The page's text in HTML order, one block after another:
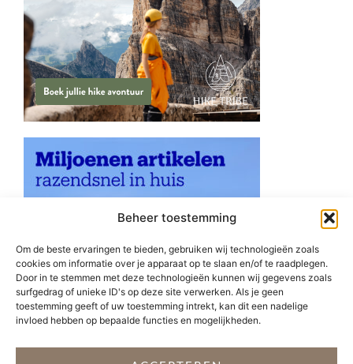
Beheer toestemming
Om de beste ervaringen te bieden, gebruiken wij technologieën zoals
cookies om informatie over je apparaat op te slaan en/of te raadplegen.
Door in te stemmen met deze technologieën kunnen wij gegevens zoals
surfgedrag of unieke ID's op deze site verwerken. Als je geen
toestemming geeft of uw toestemming intrekt, kan dit een nadelige
invloed hebben op bepaalde functies en mogelijkheden.